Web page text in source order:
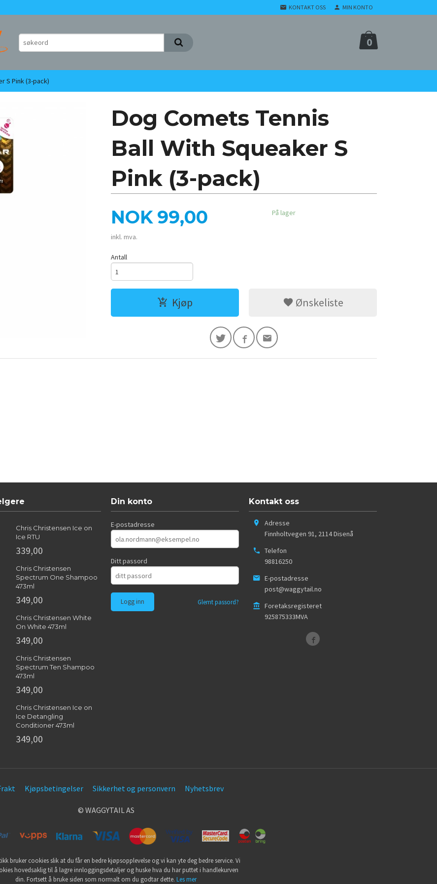
KONTAKT OSS MIN KONTO
0
S Pink (3-pack)
Dog Comets Tennis
Ball With Squeaker S
Pink (3-pack)
Pris
NOK 99,00
inkl. mva.
På lager
Antall
Kjøp Ønskeliste
Chris Christensen Ice on
Ice RTU
339,00
Chris Christensen
Spectrum One Shampoo
473ml
349,00
Chris Christensen White
On White 473ml
349,00
Chris Christensen
Spectrum Ten Shampoo
473ml
349,00
Chris Christensen Ice on
Ice Detangling
Conditioner 473ml
349,00
Din konto
E-postadresse
Ditt passord
Glemt passord?
Kontakt oss
Adresse
Finnholtvegen 91, 2114Disenå
Telefon
98816250
E-postadresse
post@waggytail.no
Foretaksregisteret
925875333MVA
Kjøpsbetingelser Sikkerhet og personvern Nyhetsbrev
© WAGGYTAIL AS
bruker cookies slik at du får en bedre kjøpsopplevelse og vi kan yte deg bedre service. Vi
hovedsaklig til å lagre innloggingsdetaljer og huske hva du har puttet i handlekurven
din. Fortsett å bruke siden som normalt om du godtar dette. Les mer